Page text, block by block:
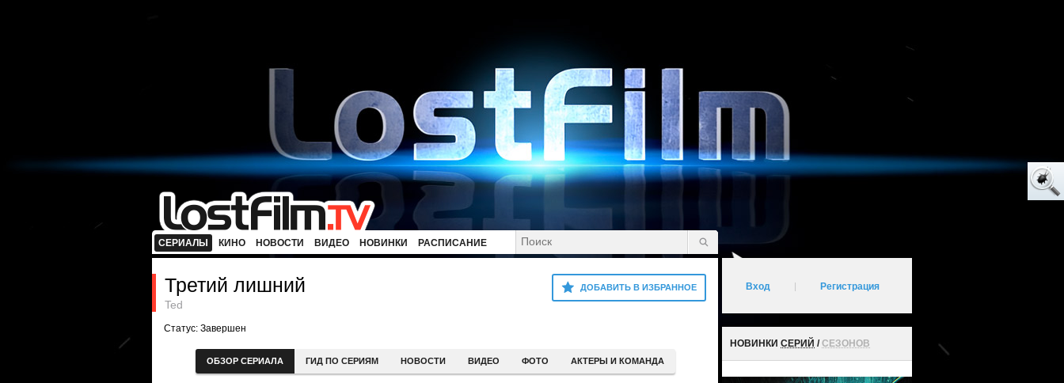
СЕРИАЛЫ КИНО НОВОСТИ ВИДЕО НОВИНКИ РАСПИСАНИЕ
ДОБАВИТЬ В ИЗБРАННОЕ
Третий лишний
Ted
Статус: Завершен
ОБЗОР СЕРИАЛА ГИД ПО СЕРИЯМ НОВОСТИ ВИДЕО ФОТО АКТЕРЫ И КОМАНДА
Вход Регистрация
НОВИНКИ СЕРИЙ /СЕЗОНОВ